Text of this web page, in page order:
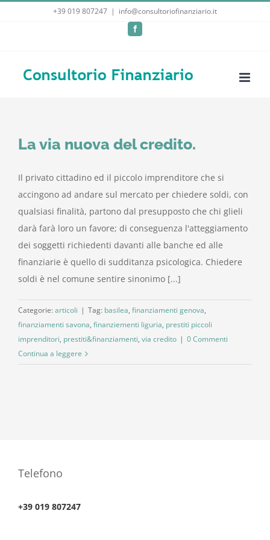
+39 019 807247 | info@consultoriofinanziario.it
Facebook
La via nuova del credito.
Il privato cittadino ed il piccolo imprenditore che si
accingono ad andare sul mercato per chiedere soldi, con
qualsiasi finalità, partono dal presupposto che chi glieli
darà farà loro un favore; di conseguenza l'atteggiamento
dei soggetti richiedenti davanti alle banche ed alle
finanziarie è quello di sudditanza psicologica. Chiedere
soldi è nel comune sentire sinonimo [...]
Categorie: articoli | Tag: basilea, finanziamenti genova,
finanziamenti savona, finanziementi liguria, prestiti piccoli
imprenditori, prestiti&finanziamenti, via credito | 0 Commenti
Continua a leggere
Telefono
+39 019 807247